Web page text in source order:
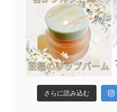
さらに読み込む